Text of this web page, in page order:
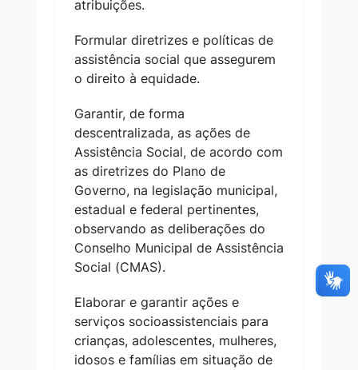
atribuições.
Formular diretrizes e políticas de
assistência social que assegurem
o direito à equidade.
Garantir, de forma
descentralizada, as ações de
Assistência Social, de acordo com
as diretrizes do Plano de
Governo, na legislação municipal,
estadual e federal pertinentes,
observando as deliberações do
Conselho Municipal de Assistência
Social (CMAS).
Elaborar e garantir ações e
serviços socioassistenciais para
crianças, adolescentes, mulheres,
idosos e famílias em situação de